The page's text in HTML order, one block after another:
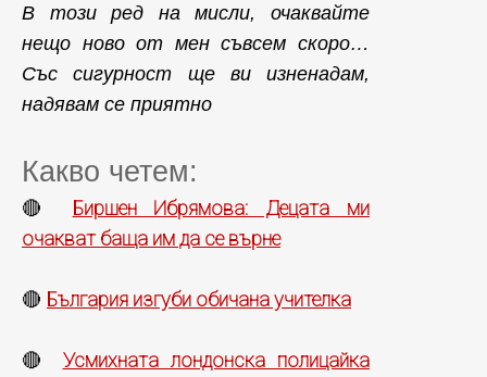
В този ред на мисли, очаквайте
нещо ново от мен съвсем скоро…
Със сигурност ще ви изненадам,
надявам се приятно
Какво четем:
🔴 Биршен Ибрямова: Децата ми
очакват баща им да се върне
🔴 България изгуби обичана учителка
🔴 Усмихната лондонска полицайка